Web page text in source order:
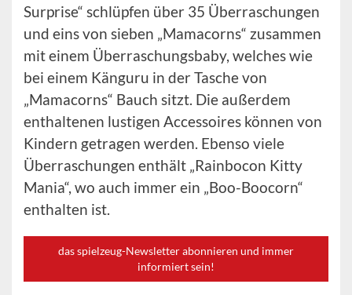
Surprise“ schlüpfen über 35 Überraschungen
und eins von sieben „Mamacorns“ zusammen
mit einem Überraschungsbaby, welches wie
bei einem Känguru in der Tasche von
„Mamacorns“ Bauch sitzt. Die außerdem
enthaltenen lustigen Accessoires können von
Kindern getragen werden. Ebenso viele
Überraschungen enthält „Rainbocon Kitty
Mania“, wo auch immer ein „Boo-Boocorn“
enthalten ist.
das spielzeug-Newsletter abonnieren und immer
informiert sein!